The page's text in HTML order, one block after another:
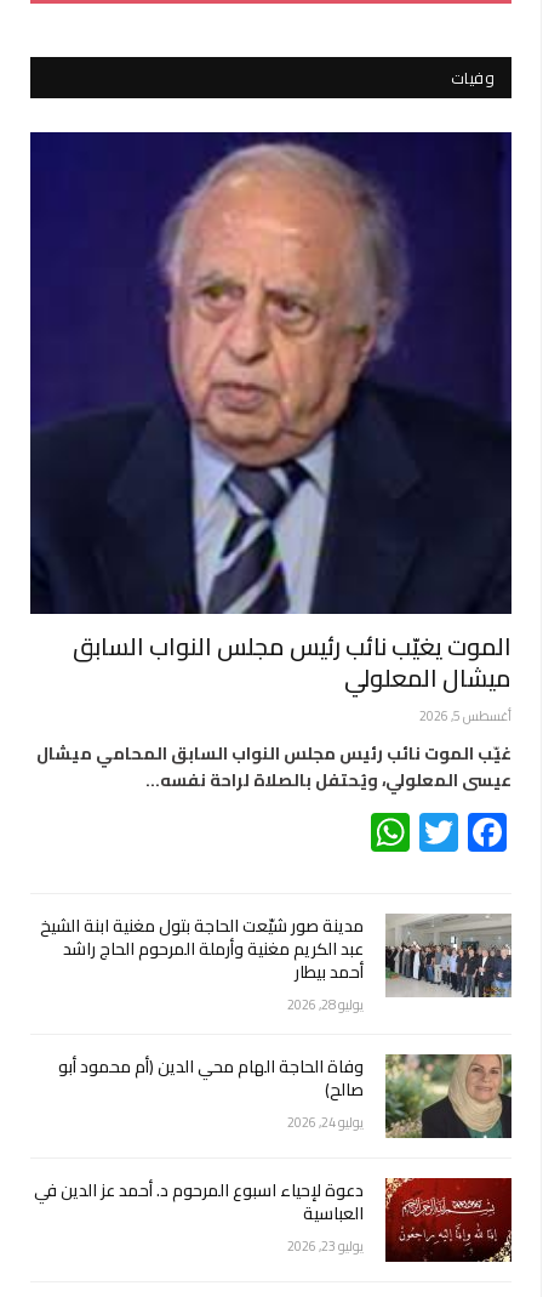
وفيات
الموت يغيّب نائب رئيس مجلس النواب السابق
ميشال المعلولي
أغسطس 5, 2026
غيّب الموت نائب رئيس مجلس النواب السابق المحامي ميشال
عيسى المعلولي، ويُحتفل بالصلاة لراحة نفسه…
Facebook
Twitter
مدينة صور شيّعت الحاجة بتول مغنية ابنة الشيخ
عبد الكريم مغنية وأرملة المرحوم الحاج راشد
أحمد بيطار
يوليو 28, 2026
وفاة الحاجة الهام محي الدين (أم محمود أبو
صالح)
يوليو 24, 2026
دعوة لإحياء اسبوع المرحوم د. أحمد عز الدين في
العباسية
يوليو 23, 2026